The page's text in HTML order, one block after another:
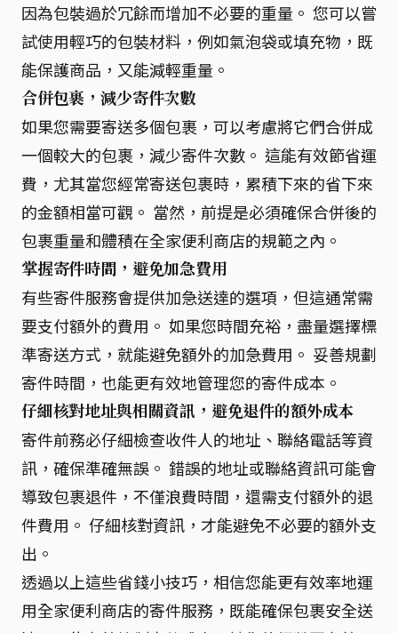
因為包裝過於冗餘而增加不必要的重量。 您可以嘗
試使用輕巧的包裝材料，例如氣泡袋或填充物，既
能保護商品，又能減輕重量。
合併包裹，減少寄件次數
如果您需要寄送多個包裹，可以考慮將它們合併成
一個較大的包裹，減少寄件次數。 這能有效節省運
費，尤其當您經常寄送包裹時，累積下來的省下來
的金額相當可觀。 當然，前提是必須確保合併後的
包裹重量和體積在全家便利商店的規範之內。
掌握寄件時間，避免加急費用
有些寄件服務會提供加急送達的選項，但這通常需
要支付額外的費用。 如果您時間充裕，盡量選擇標
準寄送方式，就能避免額外的加急費用。 妥善規劃
寄件時間，也能更有效地管理您的寄件成本。
仔細核對地址與相關資訊，避免退件的額外成本
寄件前務必仔細檢查收件人的地址、聯絡電話等資
訊，確保準確無誤。 錯誤的地址或聯絡資訊可能會
導致包裹退件，不僅浪費時間，還需支付額外的退
件費用。 仔細核對資訊，才能避免不必要的額外支
出。
透過以上這些省錢小技巧，相信您能更有效率地運
用全家便利商店的寄件服務，既能確保包裹安全送